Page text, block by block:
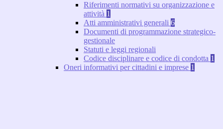
Riferimenti normativi su organizzazione e
attività 1
Atti amministrativi generali 6
Documenti di programmazione strategico-
gestionale
Statuti e leggi regionali
Codice disciplinare e codice di condotta 1
Oneri informativi per cittadini e imprese 1